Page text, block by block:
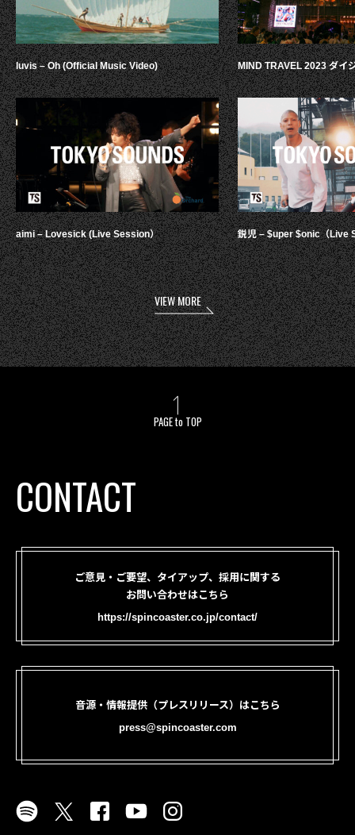
luvis – Oh (Official Music Video)
aimi – Lovesick (Live Session）
MIND TRAVEL 2023 ダイ
鋭児 – $uper $onic（Live
VIEW MORE
PAGE to TOP
CONTACT
ご意見・ご要望、タイアップ、採用に関する
お問い合わせはこちら
https://spincoaster.co.jp/contact/
音源・情報提供（プレスリリース）はこちら
press@spincoaster.com